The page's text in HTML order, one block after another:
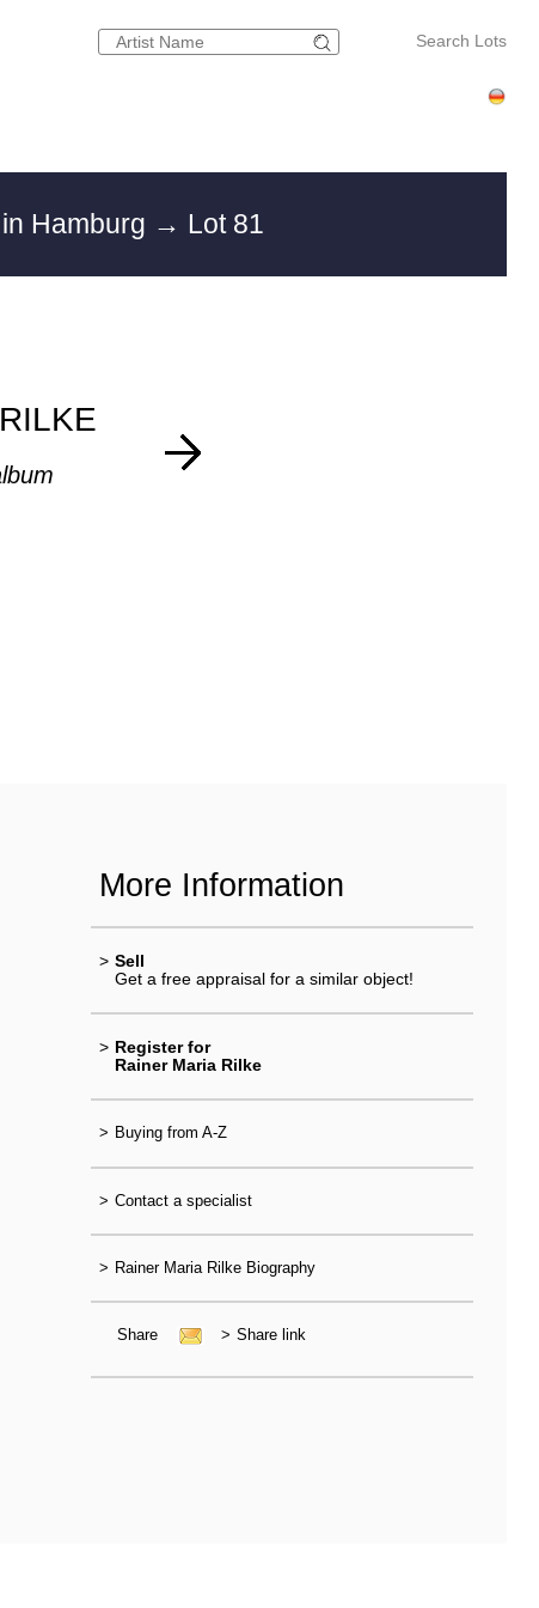
Search Lots
Hamburg → Lot 81
More Information
> Sell
Get a free appraisal for a similar object!
> Register for
Rainer Maria Rilke
> Buying from A-Z
> Contact a specialist
> Rainer Maria Rilke Biography
Share > Share link